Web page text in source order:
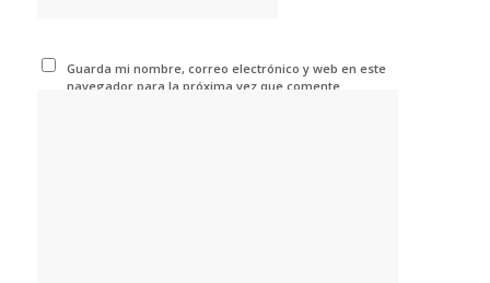
Guarda mi nombre, correo electrónico y web en este
navegador para la próxima vez que comente.